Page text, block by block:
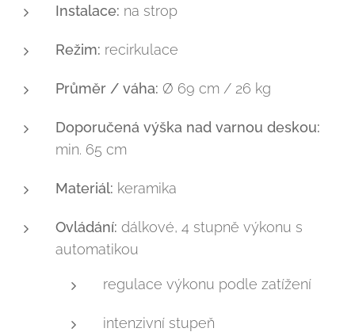
Instalace: na strop
Režim: recirkulace
Průměr / váha: Ø 69 cm / 26 kg
Doporučená výška nad varnou deskou:
min. 65 cm
Materiál: keramika
Ovládání: dálkové, 4 stupně výkonu s
automatikou
regulace výkonu podle zatížení
intenzivní stupeň